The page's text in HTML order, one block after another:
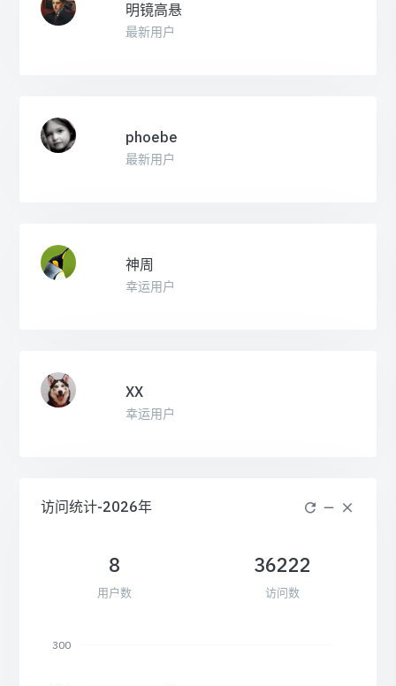
明镜高悬
最新用户
phoebe
最新用户
神周
幸运用户
XX
幸运用户
访问统计-2026年
8
用户数
36222
访问数
300